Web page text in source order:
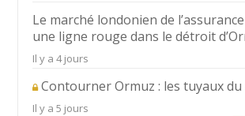
Le marché londonien de
une ligne rouge dans le détroit
Il y a 4 jours
Contourner Ormuz : les tuyaux du
Il y a 5 jours